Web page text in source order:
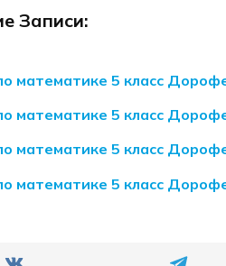
Записи:
математике 5 класс
математике 5 класс
математике 5 класс
математике 5 класс